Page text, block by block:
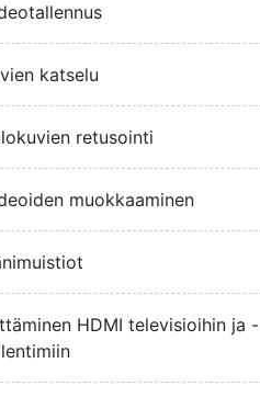
katselu
retusointi
muokkaaminen
HDMI televisioihin ja -